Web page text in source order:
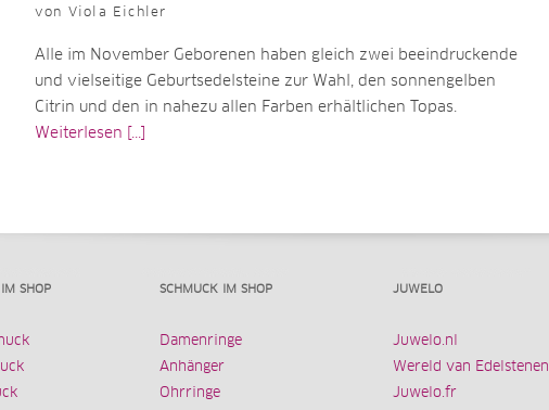
von Viola Eichler
Alle im November Geborenen haben gleich zwei beeindruckende
und vielseitige Geburtsedelsteine zur Wahl, den sonnengelben
Citrin und den in nahezu allen Farben erhältlichen Topas.
Weiterlesen [...]
IM SHOP SCHMUCK IM SHOP
Damenringe
Anhänger
Ohrringe
JUWELO
Juwelo.nl
Wereld van Edelstenen
Juwelo.fr